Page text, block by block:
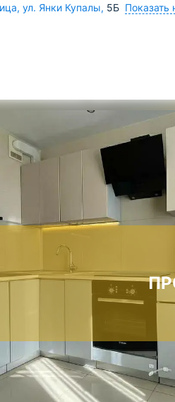
, ул. Янки Купалы, 5Б Показать